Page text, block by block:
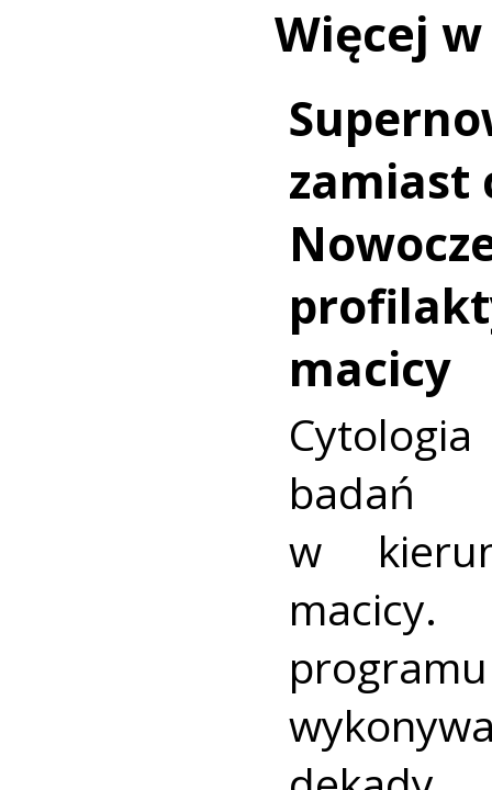
Więcej
zamiast
macicy
badań
w